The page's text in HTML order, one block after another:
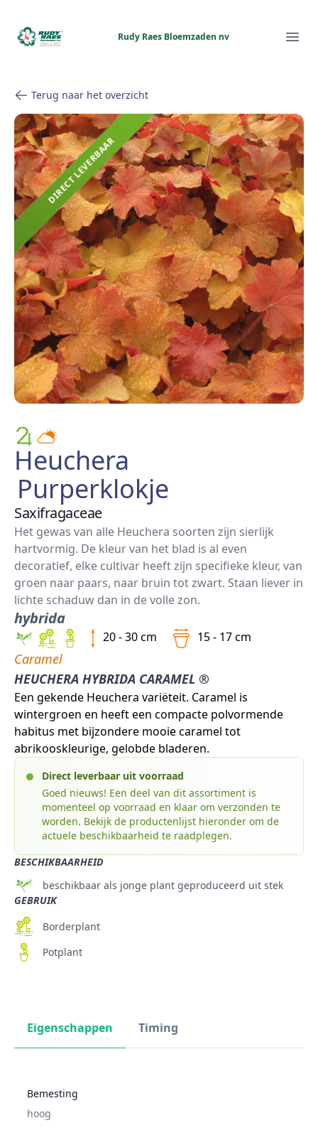
Rudy Raes Bloemzaden nvRudy Raes Bloemzaden nv
Terug naar het overzicht
DIRECT LEVERBAAR
Heuchera
Purperklokje
Saxifragaceae
Het gewas van alle Heuchera soorten zijn sierlijk
hartvormig. De kleur van het blad is al even
decoratief, elke cultivar heeft zijn specifieke kleur, van
groen naar paars, naar bruin tot zwart. Staan liever in
lichte schaduw dan in de volle zon.
hybrida
20 - 30 cm 15 - 17 cm
Caramel
HEUCHERA HYBRIDA CARAMEL ®
Een gekende Heuchera variëteit. Caramel is
wintergroen en heeft een compacte polvormende
habitus met bijzondere mooie caramel tot
abrikooskleurige, gelobde bladeren.
Direct leverbaar uit voorraad
Goed nieuws! Een deel van dit assortiment is
momenteel op voorraad en klaar om verzonden te
worden. Bekijk de productenlijst hieronder om de
actuele beschikbaarheid te raadplegen.
BESCHIKBAARHEID
beschikbaar als jonge plant geproduceerd uit stek
GEBRUIK
Borderplant
Potplant
Eigenschappen Timing
Bemesting
hoog